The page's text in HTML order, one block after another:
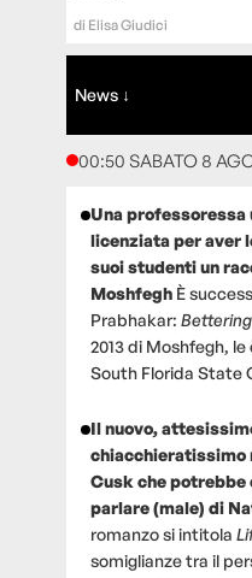
di Elisa Giudici
News ↓
00:50 SABATO 8
Una
licenziata per aver
suoi studenti un
Moshfegh È
Prabhakar:
2013 di Moshfegh,
South Florida State
Il nuovo,
chiacchieratissimo
Cusk che potrebbe
parlare (male) di
romanzo si intitola
somiglianze tra il